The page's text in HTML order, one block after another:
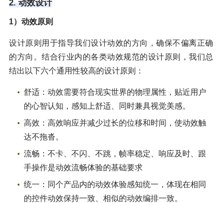
2. 动效设计
1）动效原则
设计原则用于指导我们设计动效的方向，确保不偏离正确
的方向。结合行业内的各类动效规范的设计原则，我们总
结出以下六个通用性较高的设计原则：
舒适：动效需要符合现实世界的物理属性，贴近用户
的心智认知，感知上舒适、同时兼具视觉美感。
高效：高效响应并减少过长的位移和时间，使动效触
达不拖沓。
流畅：不卡、不闪、不跳，帧率稳定、响应及时、跟
手操作是动效流畅体验的基础要求
统一：同个产品内的动效体验感知统一，体现在相同
的控件动效保持一致、相似的动效编排一致。